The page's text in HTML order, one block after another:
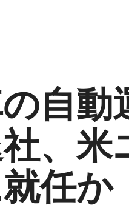
自動
、米
任か